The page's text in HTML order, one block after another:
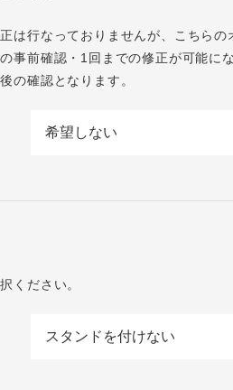
は行なっておりませんが、こちらの
事前確認・1回までの修正が可能にな
の確認となります。
ください。